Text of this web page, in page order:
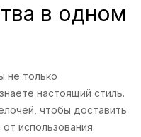
в одном
не только
настоящий стиль.
чтобы доставить
использования.